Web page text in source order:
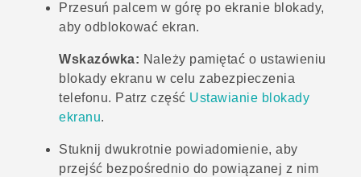
Urządzenia i akcesoria HTC
Zaloguj sięPrzesuń palcem w górę po ekranie blokady,
aby odblokować ekran.
Wskazówka: Należy pamiętać o ustawieniu
blokady ekranu w celu zabezpieczenia
telefonu. Patrz część Ustawianie blokady
ekranu.
Stuknij dwukrotnie powiadomienie, aby
przejść bezpośrednio do powiązanej z nim